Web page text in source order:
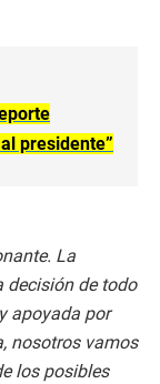
presidente”
La
decisión de todo
apoyada por
nosotros vamos
los posibles